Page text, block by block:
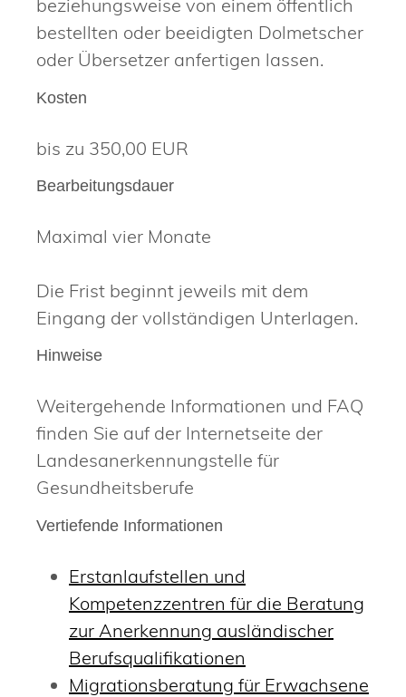
beziehungsweise von einem öffentlich
bestellten oder beeidigten Dolmetscher
oder Übersetzer anfertigen lassen.
Kosten
bis zu 350,00 EUR
Bearbeitungsdauer
Maximal vier Monate
Die Frist beginnt jeweils mit dem
Eingang der vollständigen Unterlagen.
Hinweise
Weitergehende Informationen und FAQ
finden Sie auf der Internetseite der
Landesanerkennungstelle für
Gesundheitsberufe
Vertiefende Informationen
Erstanlaufstellen und
Kompetenzzentren für die Beratung
zur Anerkennung ausländischer
Berufsqualifikationen
Migrationsberatung für Erwachsene